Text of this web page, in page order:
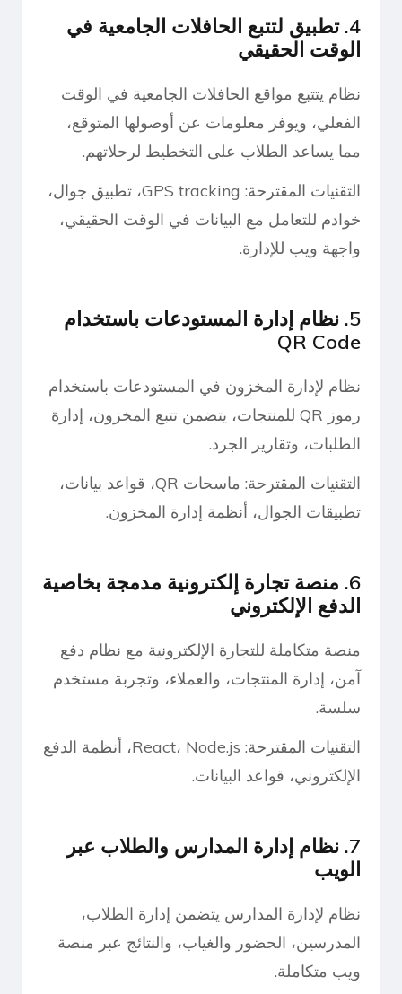
4. تطبيق لتتبع الحافلات الجامعية في
الوقت الحقيقي
نظام يتتبع مواقع الحافلات الجامعية في الوقت
الفعلي، ويوفر معلومات عن أوصولها المتوقع،
مما يساعد الطلاب على التخطيط لرحلاتهم.
التقنيات المقترحة: GPS tracking، تطبيق جوال،
خوادم للتعامل مع البيانات في الوقت الحقيقي،
واجهة ويب للإدارة.
5. نظام إدارة المستودعات باستخدام
QR Code
نظام لإدارة المخزون في المستودعات باستخدام
رموز QR للمنتجات، يتضمن تتبع المخزون، إدارة
الطلبات، وتقارير الجرد.
التقنيات المقترحة: ماسحات QR، قواعد بيانات،
تطبيقات الجوال، أنظمة إدارة المخزون.
6. منصة تجارة إلكترونية مدمجة بخاصية
الدفع الإلكتروني
منصة متكاملة للتجارة الإلكترونية مع نظام دفع
آمن، إدارة المنتجات، والعملاء، وتجربة مستخدم
سلسة.
التقنيات المقترحة: React، Node.js، أنظمة الدفع
الإلكتروني، قواعد البيانات.
7. نظام إدارة المدارس والطلاب عبر
الويب
نظام لإدارة المدارس يتضمن إدارة الطلاب،
المدرسين، الحضور والغياب، والنتائج عبر منصة
ويب متكاملة.